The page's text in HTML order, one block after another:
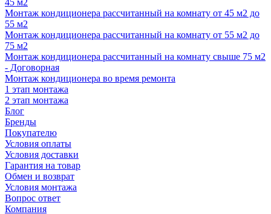
45 м2
Монтаж кондиционера рассчитанный на комнату от 45 м2 до
55 м2
Монтаж кондиционера рассчитанный на комнату от 55 м2 до
75 м2
Монтаж кондиционера рассчитанный на комнату свыше 75 м2
- Договорная
Монтаж кондиционера во время ремонта
1 этап монтажа
2 этап монтажа
Блог
Бренды
Покупателю
Условия оплаты
Условия доставки
Гарантия на товар
Обмен и возврат
Условия монтажа
Вопрос ответ
Компания